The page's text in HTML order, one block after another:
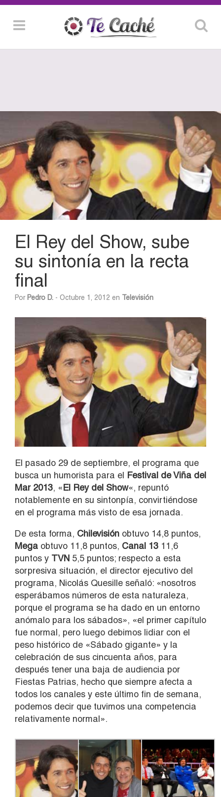
El Rey del Show, sube
su sintonía en la recta
final
Por Pedro D. - Octubre 1, 2012 en Televisión
El pasado 29 de septiembre, el programa que
busca un humorista para el Festival de Viña del
Mar 2013, «El Rey del Show«, repuntó
notablemente en su sintonpía, convirtiéndose
en el programa más visto de esa jornada.
De esta forma, Chilevisión obtuvo 14,8 puntos,
Mega obtuvo 11,8 puntos, Canal 13 11,6
puntos y TVN 5,5 puntos; respecto a esta
sorpresiva situación, el director ejecutivo del
programa, Nicolás Quesille señaló: «nosotros
esperábamos números de esta naturaleza,
porque el programa se ha dado en un entorno
anómalo para los sábados», «el primer capítulo
fue normal, pero luego debimos lidiar con el
peso histórico de «Sábado gigante» y la
celebración de sus cincuenta años, para
después tener una baja de audiencia por
Fiestas Patrias, hecho que siempre afecta a
todos los canales y este último fin de semana,
podemos decir que tuvimos una competencia
relativamente normal».